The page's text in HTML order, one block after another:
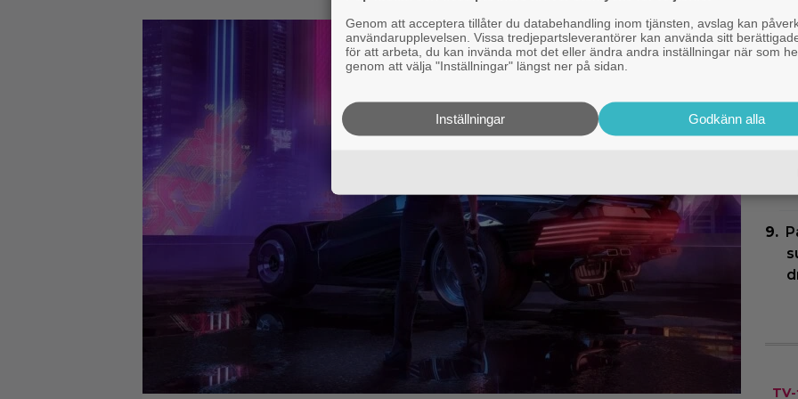
Genom att acceptera tillåter du databehandling inom tjänsten, avslag kan
användarupplevelsen. Vissa tredjepartsleverantörer kan använda sitt
för att arbeta, du kan invända mot det eller ändra andra inställningar när som
genom att välja "Inställningar" längst ner på sidan.
Godkänn alla
Inställningar